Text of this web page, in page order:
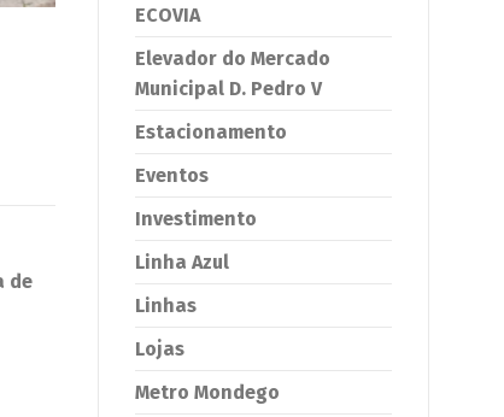
de
ECOVIA
Elevador do Mercado
Municipal D. Pedro V
Estacionamento
Eventos
Investimento
Linha Azul
Linhas
Lojas
Metro Mondego